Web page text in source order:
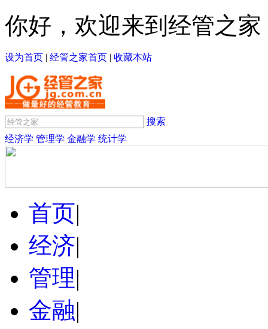
你好，欢迎来到经管之家
设为首页 | 经管之家首页 | 收藏本站
搜索
经济学 管理学 金融学 统计学
首页|
经济|
管理|
金融|